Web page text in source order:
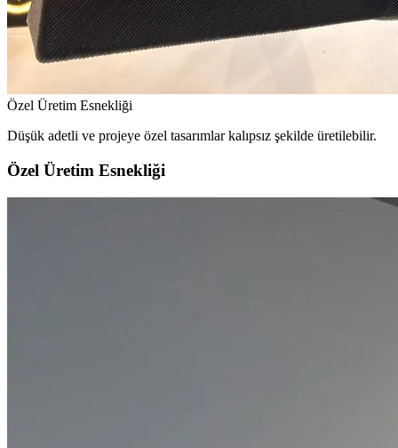
Özel Üretim Esnekliği
Düşük adetli ve projeye özel tasarımlar kalıpsız şekilde üretilebilir.
Özel Üretim Esnekliği